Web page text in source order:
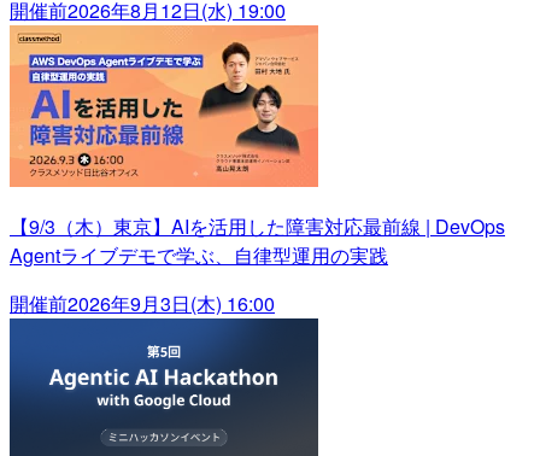
開催前2026年8月12日(水) 19:00
【9/3（木）東京】AIを活用した障害対応最前線 | DevOps
Agentライブデモで学ぶ、自律型運用の実践
開催前2026年9月3日(木) 16:00